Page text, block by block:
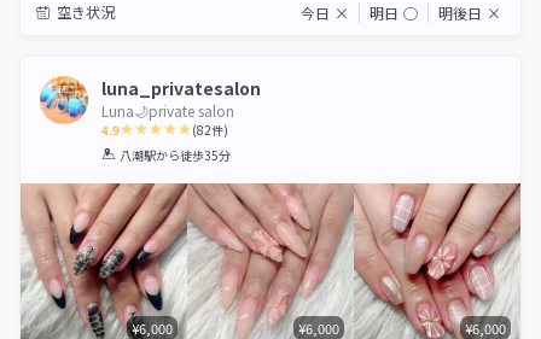
空き状況 今日 × 明日 ◯ 明後日 ×
luna_privatesalon
Luna🌙private salon
4.9
1 2 3 4 5
(82件)
八潮駅から徒歩35分
¥6,000 ¥6,000 ¥6,000